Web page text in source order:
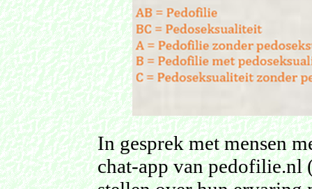
In gesprek met mensen
chat-app van pedofilie.nl